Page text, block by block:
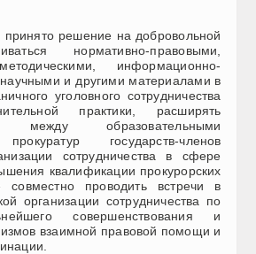
решение на добровольной
нормативно-правовыми,
информационно-
и другими материалами в
уголовного сотрудничества
практики, расширять
между образовательными
государств-членов
сотрудничества в сфере
квалификации прокурорских
проводить встречи в
организации сотрудничества по
совершенствования и
взаимной правовой помощи и